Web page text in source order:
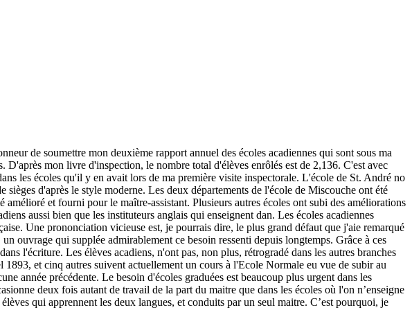
de soumettre mon deuxième rapport annuel des écoles acadiennes qui sont sous ma
D'après mon livre d'inspection, le nombre total d'élèves enrôlés est de 2,136. C'est avec
les écoles qu'il y en avait lors de ma première visite inspectorale. L'école de St. André no
d'après le style moderne. Les deux départements de l'école de Miscouche ont été
et fourni pour le maître-assistant. Plusieurs autres écoles ont subi des améliorations
aussi bien que les instituteurs anglais qui enseignent dan. Les écoles acadiennes
Une prononciation vicieuse est, je pourrais dire, le plus grand défaut que j'aie remarqué
ouvrage qui supplée admirablement ce besoin ressenti depuis longtemps. Grâce à ces
l'écriture. Les élèves acadiens, n'ont pas, non plus, rétrogradé dans les autres branches
et cinq autres suivent actuellement un cours à l'Ecole Normale eu vue de subir au
année précédente. Le besoin d'écoles graduées est beaucoup plus urgent dans les
deux fois autant de travail de la part du maitre que dans les écoles où l'on n’enseigne
qui apprennent les deux langues, et conduits par un seul maitre. C’est pourquoi, je